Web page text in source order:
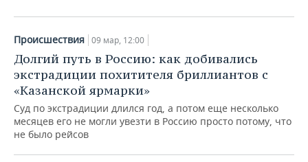
КОРОЛИ ГОСЗАКАЗА ПФО
ВУЗЫ ТАТАРСТАНА
КОМУ ПРИНАДЛЕЖАТ
ТОРГОВЫЕ ЦЕНТРЫ
ТАТАРСТАНА
ФИНАНСЫ
БАНКИ
БЮДЖЕТ
ИНВЕСТИЦИИ
НОВОСТИ
АГРОПРОМ
МАШИНОСТРОЕНИЕ
НЕФТЕХИМИЯ
НЕФТЬ
НЕДВИЖИМОСТЬ
НОВОСТИ НЕДВИЖИМОСТИ
НОВОСТИ АВТО
БИЗНЕС
НОВОСТИ БИЗНЕСА
РОЗНИЧНАЯ ТОРГОВЛЯ
ТЕХНОЛОГИИ
НОВОСТИ ТЕХНОЛОГИЙ
Происшествия 09 мар, 12:00
Долгий путь в Россию: как добивались
экстрадиции похитителя бриллиантов с
«Казанской ярмарки»
Суд по экстрадиции длился год, а потом еще несколько
месяцев его не могли увезти в Россию просто потому, что
не было рейсов